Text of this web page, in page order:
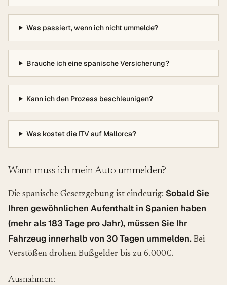
Was passiert, wenn ich nicht ummelde?
Brauche ich eine spanische Versicherung?
Kann ich den Prozess beschleunigen?
Was kostet die ITV auf Mallorca?
Wann muss ich mein Auto ummelden?
Die spanische Gesetzgebung ist eindeutig: Sobald Sie
Ihren gewöhnlichen Aufenthalt in Spanien haben
(mehr als 183 Tage pro Jahr), müssen Sie Ihr
Fahrzeug innerhalb von 30 Tagen ummelden. Bei
Verstößen drohen Bußgelder bis zu 6.000€.
Ausnahmen: